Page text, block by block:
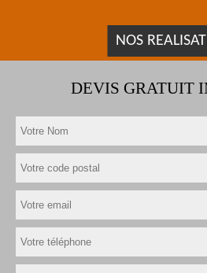
NOS
DEVIS GRATUIT